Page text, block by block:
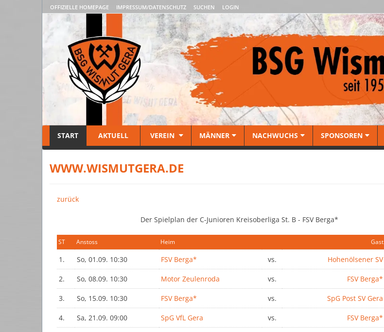
OFFIZIELLE HOMEPAGE IMPRESSUM/DATENSCHUTZ SUCHEN LOGIN
START AKTUELL VEREIN MÄNNER NACHWUCHS SPONSOREN
WWW.WISMUTGERA.DE
zurück
Der Spielplan der C-Junioren Kreisoberliga St. B - FSV Berga*
ST Anstoss Heim Gast
1. So, 01.09. 10:30 FSV Berga* vs. Hohenölsener SV
2. So, 08.09. 10:30 Motor Zeulenroda vs. FSV Berga*
3. So, 15.09. 10:30 FSV Berga* vs. SpG Post SV Gera
4. Sa, 21.09. 09:00 SpG VfL Gera vs. FSV Berga*